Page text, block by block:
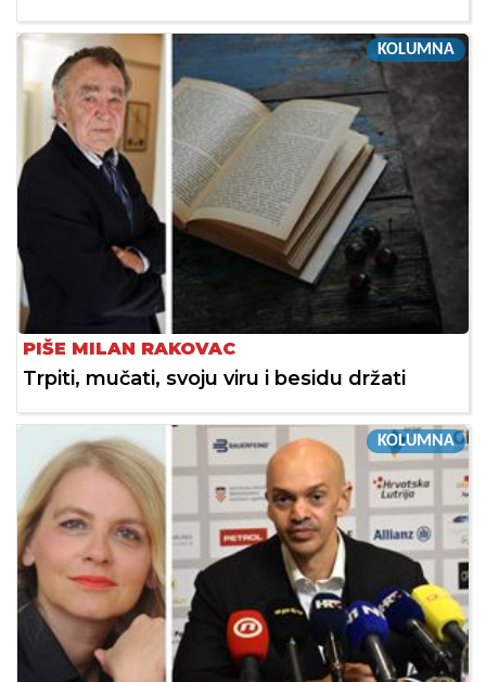
KOLUMNA
PIŠE MILAN RAKOVAC
Trpiti, mučati, svoju viru i besidu držati
KOLUMNA